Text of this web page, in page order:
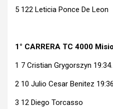
5 122 Leticia Ponce De
1° CARRERA TC 4000
1 7 Cristian Grygorszyn
2 10 Julio Cesar Benitez
3 12 Diego